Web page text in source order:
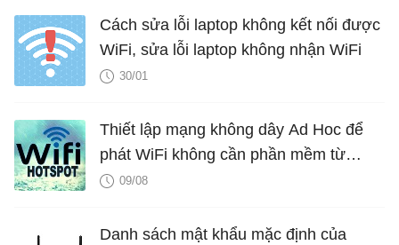
Cách sửa lỗi laptop không kết nối được
WiFi, sửa lỗi laptop không nhận WiFi
30/01
Thiết lập mạng không dây Ad Hoc để
phát WiFi không cần phần mềm từ
laptop
09/08
Danh sách mật khẩu mặc định của